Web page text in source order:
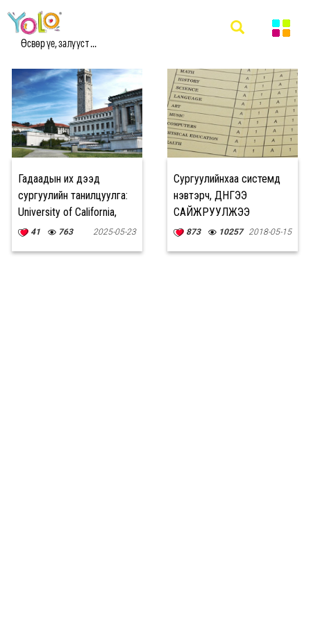
Өсвөр үе, залууст ...
#CALIFORNIA МЭДЭЭ
Гадаадын их дээд
сургуулийн танилцуулга:
University of California,
Berkeley
41 763 2025-05-23
Сургуулийнхаа системд
нэвтэрч, ДҮНГЭЭ
САЙЖРУУЛЖЭЭ
873 10257 2018-05-15